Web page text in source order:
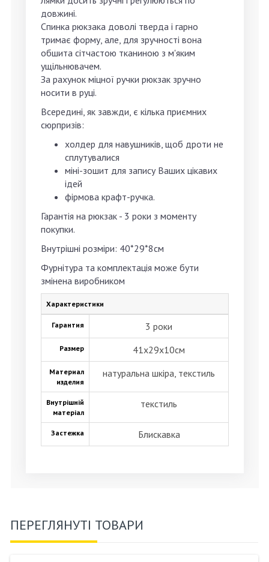
довжині.
Спинка рюкзака доволі тверда і гарно
тримає форму, але, для зручності вона
обшита сітчастою тканиною з м'яким
ущільнювачем.
За рахунок міцної ручки рюкзак зручно
носити в руці.
Всередині, як завжди, є кілька приємних
сюрпризів:
холдер для навушників, щоб дроти не
сплутувалися
міні-зошит для запису Ваших цікавих
ідей
фірмова крафт-ручка.
Гарантія на рюкзак - 3 роки з моменту
покупки.
Внутрішні розміри: 40*29*8см
Фурнітура та комплектація може бути
змінена виробником
Характеристики
Гарантия 3 роки
Размер 41х29х10см
Материал
изделия
натуральна шкіра, текстиль
Внутрішній
матеріал
текстиль
Застежка Блискавка
ПЕРЕГЛЯНУТІ ТОВАРИ